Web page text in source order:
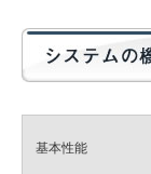
基本性能